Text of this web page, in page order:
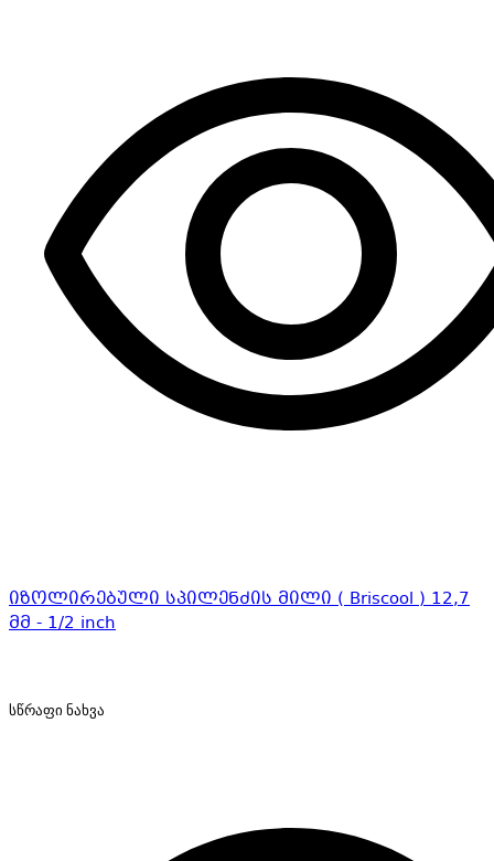
იზოლირებული სპილენძის მილი ( Briscool ) 12,7
მმ - 1/2 inch
სწრაფი ნახვა